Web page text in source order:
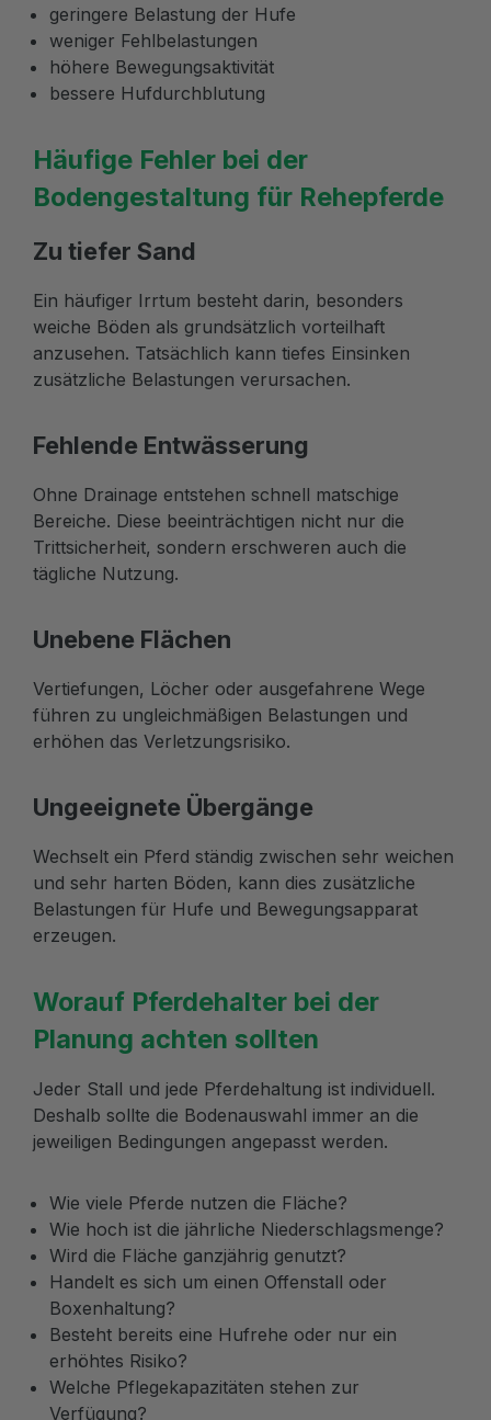
geringere Belastung der Hufe
weniger Fehlbelastungen
höhere Bewegungsaktivität
bessere Hufdurchblutung
Häufige Fehler bei der
Bodengestaltung für Rehepferde
Zu tiefer Sand
Ein häufiger Irrtum besteht darin, besonders
weiche Böden als grundsätzlich vorteilhaft
anzusehen. Tatsächlich kann tiefes Einsinken
zusätzliche Belastungen verursachen.
Fehlende Entwässerung
Ohne Drainage entstehen schnell matschige
Bereiche. Diese beeinträchtigen nicht nur die
Trittsicherheit, sondern erschweren auch die
tägliche Nutzung.
Unebene Flächen
Vertiefungen, Löcher oder ausgefahrene Wege
führen zu ungleichmäßigen Belastungen und
erhöhen das Verletzungsrisiko.
Ungeeignete Übergänge
Wechselt ein Pferd ständig zwischen sehr weichen
und sehr harten Böden, kann dies zusätzliche
Belastungen für Hufe und Bewegungsapparat
erzeugen.
Worauf Pferdehalter bei der
Planung achten sollten
Jeder Stall und jede Pferdehaltung ist individuell.
Deshalb sollte die Bodenauswahl immer an die
jeweiligen Bedingungen angepasst werden.
Wie viele Pferde nutzen die Fläche?
Wie hoch ist die jährliche Niederschlagsmenge?
Wird die Fläche ganzjährig genutzt?
Handelt es sich um einen Offenstall oder
Boxenhaltung?
Besteht bereits eine Hufrehe oder nur ein
erhöhtes Risiko?
Welche Pflegekapazitäten stehen zur
Verfügung?